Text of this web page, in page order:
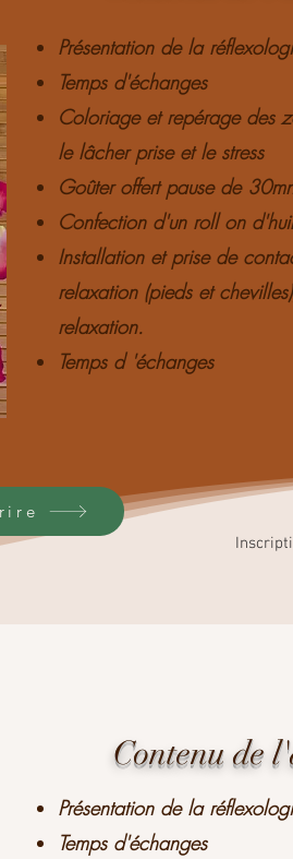
Présentation de la
Temps d'échanges
Coloriage et repérage des
le lâcher prise et le stress
Goûter offert pause de
Confection d'un roll on
Installation et prise de
relaxation (pieds et
relaxation.
Temps d 'échanges
Contenu de
Présentation de la
Temps d'échanges